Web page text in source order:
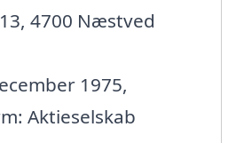
4700 Næstved
1975,
Aktieselskab